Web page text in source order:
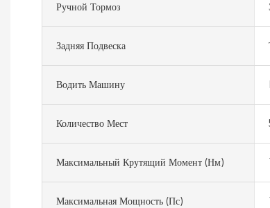
Ручной Тормоз
Задняя Подвеска
Водить Машину
Количество Мест
Максимальный Крутящий Момент (Нм)
Максимальная Мощность (пс)